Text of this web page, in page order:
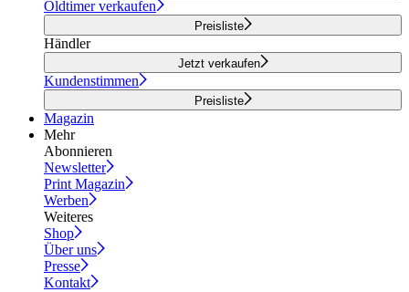
Oldtimer verkaufen
Preisliste
Händler
Jetzt verkaufen
Kundenstimmen
Preisliste
Magazin
Mehr
Abonnieren
Newsletter
Print Magazin
Werben
Weiteres
Shop
Über uns
Presse
Kontakt